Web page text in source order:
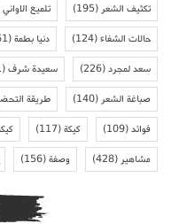
تكثيف الشعر(195) تلميع الاواني
حالات الشفاء(124) دنيا بطمة(761)
سعد لمجرد(226) سعيدة شرف(111)
صباغة الشعر(140) طريقة
فوائد(109) كيكة(117)
مشاهير(428) وصفة(156)